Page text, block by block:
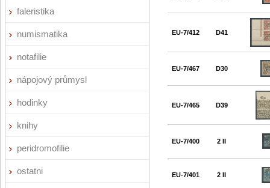
faleristika
numismatika
notafilie
nápojový průmysl
hodinky
knihy
peridromofilie
ostatni
EU-7/412 D41
EU-7/467 D30
EU-7/465 D39
EU-7/400 2 II
EU-7/401 2 II